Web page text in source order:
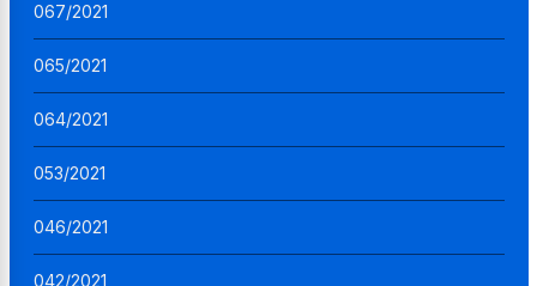
067/2021
065/2021
064/2021
053/2021
046/2021
042/2021